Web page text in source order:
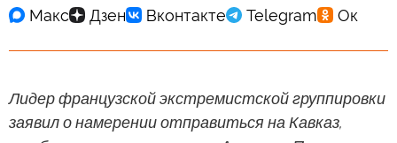
Лидер французской экстремистской группировки
заявил о намерении отправиться на Кавказ,